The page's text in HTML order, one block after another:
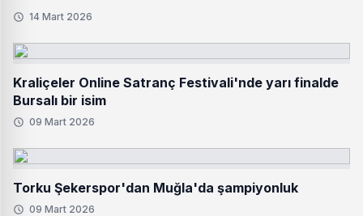
14 Mart 2026
Kraliçeler Online Satranç Festivali'nde yarı finalde
Bursalı bir isim
09 Mart 2026
Torku Şekerspor'dan Muğla'da şampiyonluk
09 Mart 2026